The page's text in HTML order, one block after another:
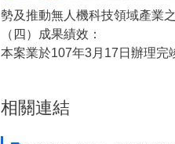
勢及推動無人機科技領域產業
（四）成果績效：
本案業於107年3月17日辦理完
相關連結